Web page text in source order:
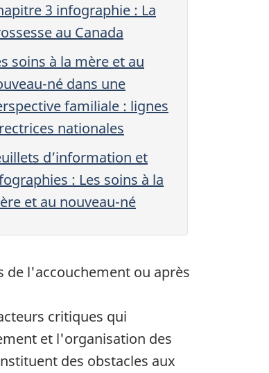
3 infographie : La
au Canada
soins à la mère et au
né dans une
familiale : lignes
nationales
d’information et
: Les soins à la
et au nouveau-né
de l'accouchement ou après
critiques qui
et l'organisation des
des obstacles aux